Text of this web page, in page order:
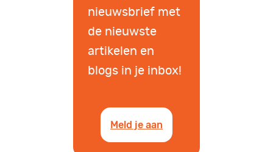
nieuwsbrief met
de nieuwste
artikelen en
blogs in je inbox!
Meld je aan